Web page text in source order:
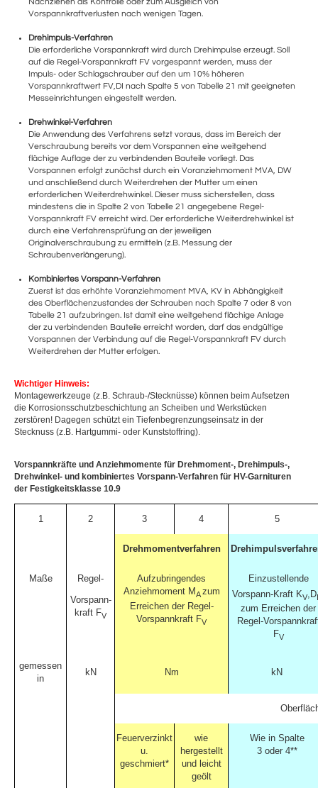
Nachziehen als Kontrolle oder zum Ausgleich von
Vorspannkraftverlusten nach wenigen Tagen.
Drehimpuls-Verfahren
Die erforderliche Vorspannkraft wird durch Drehimpulse erzeugt. Soll
auf die Regel-Vorspannkraft FV vorgespannt werden, muss der
Impuls- oder Schlagschrauber auf den um 10% höheren
Vorspannkraftwert FV,DI nach Spalte 5 von Tabelle 21 mit geeigneten
Messeinrichtungen eingestellt werden.
Drehwinkel-Verfahren
Die Anwendung des Verfahrens setzt voraus, dass im Bereich der
Verschraubung bereits vor dem Vorspannen eine weitgehend
flächige Auflage der zu verbindenden Bauteile vorliegt. Das
Vorspannen erfolgt zunächst durch ein Voranziehmoment MVA, DW
und anschließend durch Weiterdrehen der Mutter um einen
erforderlichen Weiterdrehwinkel. Dieser muss sicherstellen, dass
mindestens die in Spalte 2 von Tabelle 21 angegebene Regel-
Vorspannkraft FV erreicht wird. Der erforderliche Weiterdrehwinkel ist
durch eine Verfahrensprüfung an der jeweiligen
Originalverschraubung zu ermitteln (z.B. Messung der
Schraubenverlängerung).
Kombiniertes Vorspann-Verfahren
Zuerst ist das erhöhte Voranziehmoment MVA, KV in Abhängigkeit
des Oberflächenzustandes der Schrauben nach Spalte 7 oder 8 von
Tabelle 21 aufzubringen. Ist damit eine weitgehend flächige Anlage
der zu verbindenden Bauteile erreicht worden, darf das endgültige
Vorspannen der Verbindung auf die Regel-Vorspannkraft FV durch
Weiterdrehen der Mutter erfolgen.
Wichtiger Hinweis:
Montagewerkzeuge (z.B. Schraub-/Stecknüsse) können beim Aufsetzen
die Korrosionsschutzbeschichtung an Scheiben und Werkstücken
zerstören! Dagegen schützt ein Tiefenbegrenzungseinsatz in der
Stecknuss (z.B. Hartgummi- oder Kunststoffring).
Vorspannkräfte und Anziehmomente für Drehmoment-, Drehimpuls-,
Drehwinkel- und kombiniertes Vorspann-Verfahren für HV-Garnituren
der Festigkeitsklasse 10.9
1 2 3 4 5
Drehmomentverfahren
Maße
Regel-
Vorspann-
kraft FV
Aufzubringendes
Anziehmoment MAzum
Erreichen der Regel-
Vorspannkraft FV
Einzustellende
Vorspann-Kraft KV ,D
zum Erreichen der
Regel-
FV
gemessen
in
kN Nm kN
Feuerverzinkt
u.
geschmiert*
wie
hergestellt
und leicht
geölt
Wie in Spalte
3 oder 4**